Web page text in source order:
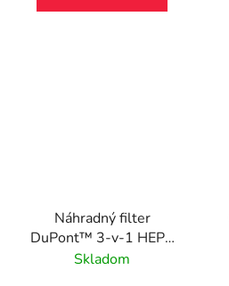
Náhradný filter
DuPont™ 3-v-1 HEPA
bubon na čističku
Skladom